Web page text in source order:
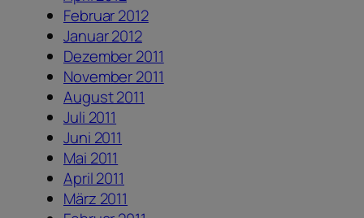
Februar 2012
Januar 2012
Dezember 2011
November 2011
August 2011
Juli 2011
Juni 2011
Mai 2011
April 2011
März 2011